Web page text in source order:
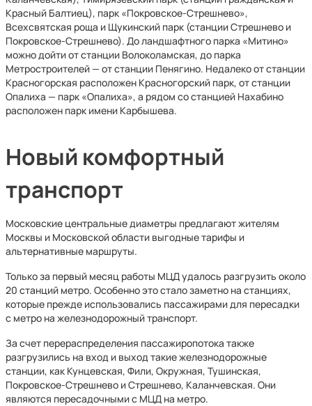
Красный Балтиец), парк «Покровское-Стрешнево»,
Всехсвятская роща и Щукинский парк (станции Стрешнево и
Покровское-Стрешнево). До ландшафтного парка «Митино»
можно дойти от станции Волоколамская, до парка
Метростроителей — от станции Пенягино. Недалеко от станции
Красногорская расположен Красногорский парк, от станции
Опалиха — парк «Опалиха», а рядом со станцией Нахабино
расположен парк имени Карбышева.
Новый комфортный
транспорт
Московские центральные диаметры предлагают жителям
Москвы и Московской области выгодные тарифы и
альтернативные маршруты.
Только за первый месяц работы МЦД удалось разгрузить около
20 станций метро. Особенно это стало заметно на станциях,
которые прежде использовались пассажирами для пересадки
с метро на железнодорожный транспорт.
За счет перераспределения пассажиропотока также
разгрузились на вход и выход такие железнодорожные
станции, как Кунцевская, Фили, Окружная, Тушинская,
Покровское-Стрешнево и Стрешнево, Каланчевская. Они
являются пересадочными с МЦД на метро.